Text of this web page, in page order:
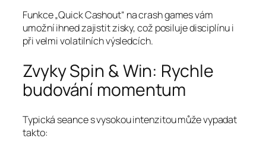
Funkce „Quick Cashout“ na crash games vám
umožní ihned zajistit zisky, což posiluje disciplínu i
při velmi volatilních výsledcích.
Zvyky Spin & Win: Rychle
budování momentum
Typická seance s vysokou intenzitou může vypadat
takto: